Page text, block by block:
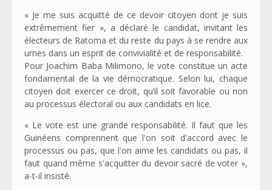
« Je me suis acquitté de ce devoir citoyen dont je suis
extrêmement fier », a déclaré le candidat, invitant les
électeurs de Ratoma et du reste du pays à se rendre aux
urnes dans un esprit de convivialité et de responsabilité.
Pour Joachim Baba Milimono, le vote constitue un acte
fondamental de la vie démocratique. Selon lui, chaque
citoyen doit exercer ce droit, qu’il soit favorable ou non
au processus électoral ou aux candidats en lice.
« Le vote est une grande responsabilité. Il faut que les
Guinéens comprennent que l'on soit d'accord avec le
processus ou pas, que l'on aime les candidats ou pas, il
faut quand même s'acquitter du devoir sacré de voter »,
a-t-il insisté.